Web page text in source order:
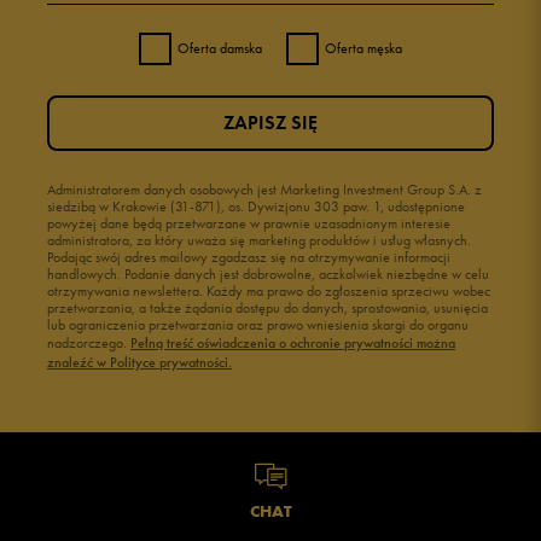
Oferta damska Oferta męska
Administratorem danych osobowych jest Marketing Investment Group S.A. z
siedzibą w Krakowie (31-871), os. Dywizjonu 303 paw. 1, udostępnione
powyżej dane będą przetwarzane w prawnie uzasadnionym interesie
administratora, za który uważa się marketing produktów i usług własnych.
Podając swój adres mailowy zgadzasz się na otrzymywanie informacji
handlowych. Podanie danych jest dobrowolne, aczkolwiek niezbędne w celu
otrzymywania newslettera. Każdy ma prawo do zgłoszenia sprzeciwu wobec
przetwarzania, a także żądania dostępu do danych, sprostowania, usunięcia
lub ograniczenia przetwarzania oraz prawo wniesienia skargi do organu
nadzorczego. Pełną treść oświadczenia o ochronie prywatności można
znaleźć w Polityce prywatności.
ZAPISZ SIĘ
CHAT